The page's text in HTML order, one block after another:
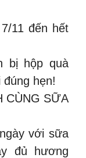
11 đến hết
bị hộp quà
hẹn!
CÙNG SỮA
với sữa
đủ hương